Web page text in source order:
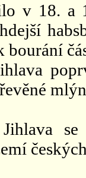
v 18. a
se